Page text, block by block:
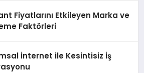
Fiyatlarını Etkileyen Marka ve
Faktörleri
İnternet ile Kesintisiz İş